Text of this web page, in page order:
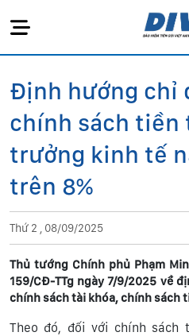
Định hướng chỉ
chính sách tiền
trưởng kinh tế
trên 8%
Thứ 2 , 08/09/2025
Thủ tướng Chính phủ Phạm
159/CĐ-TTg ngày 7/9/2025 về
chính sách tài khóa, chính sách
Theo đó, đối với chính sách